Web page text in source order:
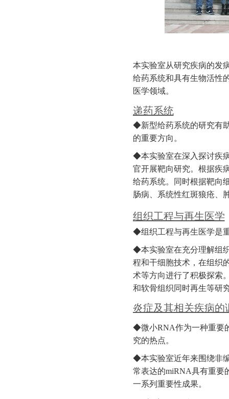
本实验室从研究疾病的发
给药系统和具有生物活性
医学领域。
递药系统
◆新型给药系统的研究有
的重要方向。
◆本实验室在深入探讨疾
官开展靶向研究。根据疾
给药系统。同时根据靶向
肠病、系统性红斑狼疮、
组织工程与再生医学
◆组织工程与再生医学是
◆本实验室在充分理解组
程和干细胞技术，在组织
术等方向进行了积极探索
和软骨组织同时再生等研
炎症及其相关疾病的
◆微小RNA作为一种重要
究的热点。
◆本实验室近年来围绕非
常表达的miRNA具有重要
一系列重要性成果。